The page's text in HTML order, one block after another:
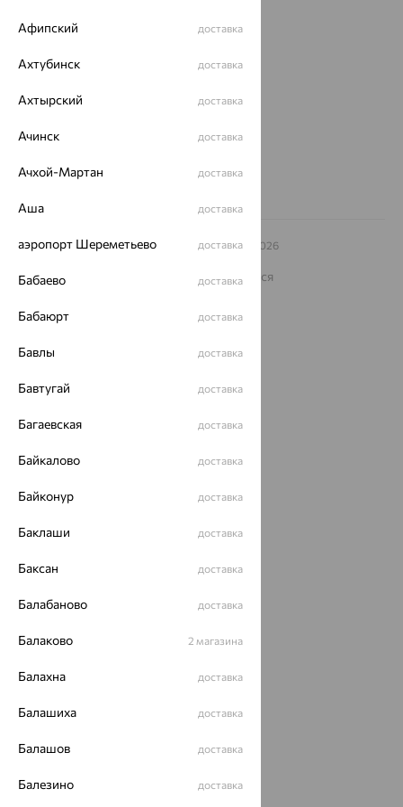
ул. Зегеля, 27/2
Другие города
Заказать звонок
© ООО «Ювелирный дом «Кристалл»,2009 – 2026
На информационном ресурсе применяются
рекомендательные технологии
ОГРН 1044800168379
Разработка сайта —
Афипский доставка
Ахтубинск доставка
Ахтырский доставка
Ачинск доставка
Ачхой-Мартан доставка
Аша доставка
аэропорт Шереметьево доставка
Бабаево доставка
Бабаюрт доставка
Бавлы доставка
Бавтугай доставка
Багаевская доставка
Байкалово доставка
Байконур доставка
Баклаши доставка
Баксан доставка
Балабаново доставка
Балаково 2 магазина
Балахна доставка
Балашиха доставка
Балашов доставка
Балезино доставка